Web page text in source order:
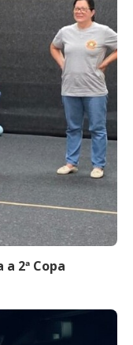
2ª Copa